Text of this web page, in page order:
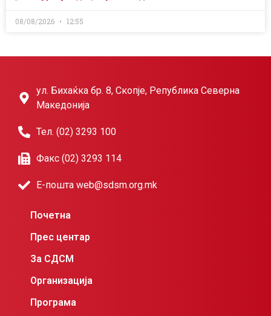
08/08/2026 12:55
ул. Бихаќка бр. 8, Скопје, Република Северна
Македонија
Тел. (02) 3293 100
Факс (02) 3293 114
Е-пошта web@sdsm.org.mk
Почетна
Прес центар
За СДСМ
Организација
Програма